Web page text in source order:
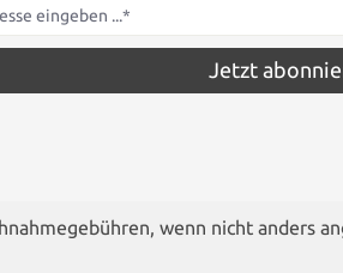
Jetzt
wenn nicht anders